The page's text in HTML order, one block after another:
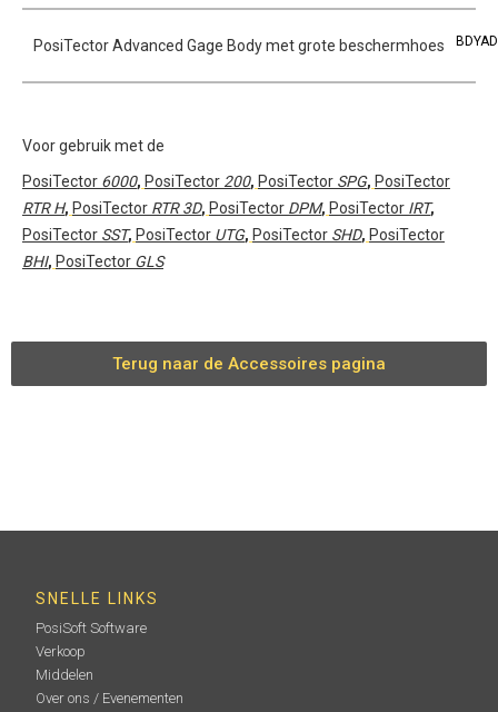
PosiTector Advanced Gage Body met grote beschermhoes
Voor gebruik met de
PosiTector 6000, PosiTector 200, PosiTector SPG, PosiTector
RTR H, PosiTector RTR 3D, PosiTector DPM, PosiTector IRT,
PosiTector SST, PosiTector UTG, PosiTector SHD, PosiTector
BHI, PosiTector GLS
Terug naar de Accessoires pagina
SNELLE LINKS
PosiSoft Software
Verkoop
Middelen
Over ons / Evenementen